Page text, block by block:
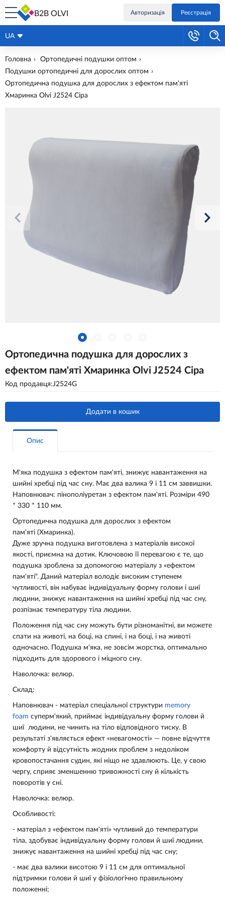
B2B OLVI Авторизація Реєстрація
UA
Головна
Ортопедичні подушки оптом
Подушки ортопедичні для дорослих оптом
Ортопедична подушка для дорослих з ефектом пам'яті
Хмаринка Olvi J2524 Сіра
Ортопедична подушка для дорослих з
ефектом пам'яті Хмаринка Olvi J2524 Сіра
Код продавця:J2524G
Додати в кошик
Опис
М'яка подушка з ефектом пам'яті, знижує навантаження на
шийні хребці під час сну. Має два валика 9 і 11 см заввишки.
Наповнювач: пінополіуретан з ефектом пам'яті. Розміри 490
* 330 * 110 мм.
Ортопедична подушка для дорослих з ефектом
пам'яті (Хмаринка).
Дуже зручна подушка виготовлена з матеріалів високої
якості, приємна на дотик. Ключовою її перевагою є те, що
подушка зроблена за допомогою матеріалу з «ефектом
пам'яті". Даний матеріал володіє високим ступенем
чутливості, він набуває індивідуальну форму голови і шиї
людини, знижує навантаження на шийні хребці під час сну,
розпізнає температуру тіла людини.
Положення під час сну можуть бути різноманітні, ви можете
спати на животі, на боці, на спині, і на боці, і на животі
одночасно. Подушка м'яка, не зовсім жорстка, оптимально
підходить для здорового і міцного сну.
Наволочка: велюр.
Склад:
Наповнювач - матеріал спеціальної структури memory
foam суперм'який, приймає індивідуальну форму голови й
шиї людини, не чинить на тіло відповідного тиску. В
результаті з'являється ефект «невагомості» — повне відчуття
комфорту й відсутність жодних проблем з недоліком
кровопостачання судин, які ніщо не здавлюють. Це, у свою
чергу, сприяє зменшенню тривожності сну й кількість
поворотів у сні.
Наволочка: велюр.
Особливості:
- матеріал з «ефектом пам'яті» чутливий до температури
тіла, здобуває індивідуальну форму голови й шиї людини,
знижує навантаження на шийні хребці під час сну;
- має два валики висотою 9 і 11 см для оптимальної
підтримки голови й шиї у фізіологічно правильному
положенні;